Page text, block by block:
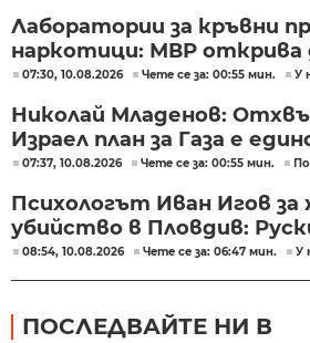
Лаборатории за кръвни
наркотици: МВР открива
07:30, 10.08.2026 Чете се за: 00:55 мин. У
Николай Младенов:
Израел план за Газа е
07:37, 10.08.2026 Чете се за: 00:55 мин.
Психологът Иван Игов
убийство в Пловдив:
08:54, 10.08.2026 Чете се за: 06:47 мин. У
ПОСЛЕДВАЙТЕ НИ В